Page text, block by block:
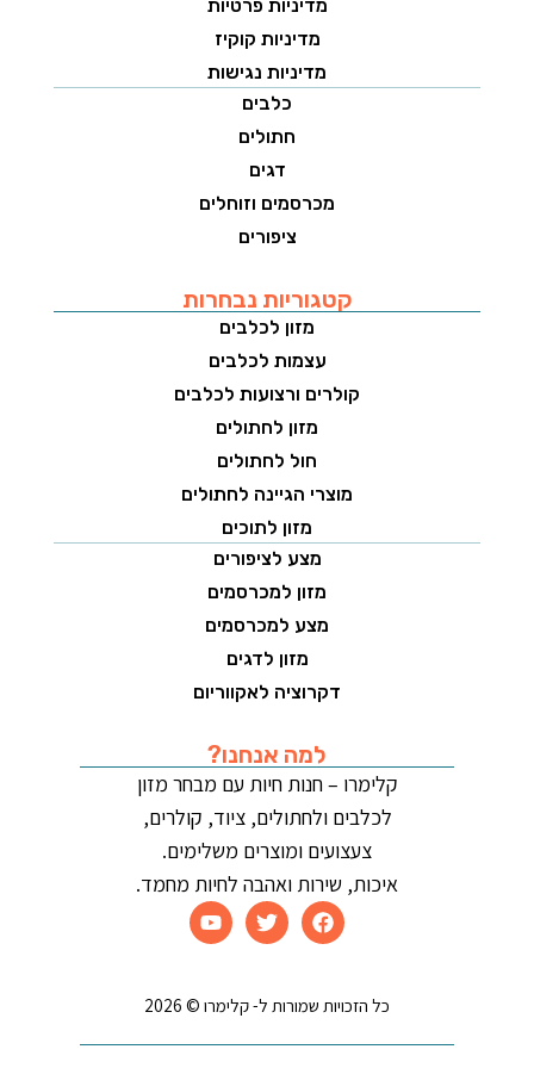
מדיניות פרטיות
מדיניות קוקיז
מדיניות נגישות
כלבים
חתולים
דגים
מכרסמים וזוחלים
ציפורים
קטגוריות נבחרות
מזון לכלבים
עצמות לכלבים
קולרים ורצועות לכלבים
מזון לחתולים
חול לחתולים
מוצרי הגיינה לחתולים
מזון לתוכים
מצע לציפורים
מזון למכרסמים
מצע למכרסמים
מזון לדגים
דקרוציה לאקווריום
למה אנחנו?
קלימרו – חנות חיות עם מבחר מזון
לכלבים ולחתולים, ציוד, קולרים,
צעצועים ומוצרים משלימים.
איכות, שירות ואהבה לחיות מחמד.
כל הזכויות שמורות ל- קלימרו © 2026